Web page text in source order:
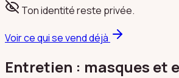
Ton identité reste privée.
Voir ce qui se vend déjà
Entretien : masques et